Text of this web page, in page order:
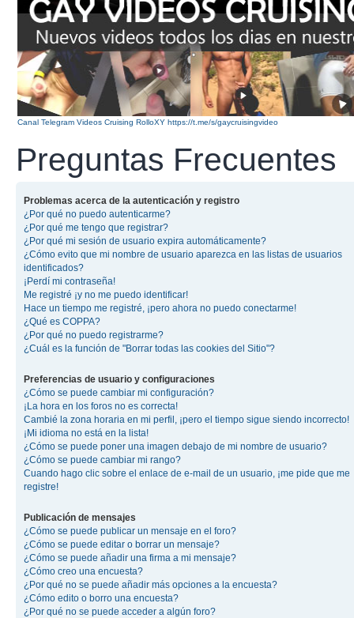
Canal Telegram Videos Cruising RolloXY https://t.me/s/gaycruisingvideo
Preguntas Frecuentes
Problemas acerca de la autenticación y registro
¿Por qué no puedo autenticarme?
¿Por qué me tengo que registrar?
¿Por qué mi sesión de usuario expira automáticamente?
¿Cómo evito que mi nombre de usuario aparezca en las listas de usuarios
identificados?
¡Perdí mi contraseña!
Me registré ¡y no me puedo identificar!
Hace un tiempo me registré, ¡pero ahora no puedo conectarme!
¿Qué es COPPA?
¿Por qué no puedo registrarme?
¿Cuál es la función de "Borrar todas las cookies del Sitio"?
Preferencias de usuario y configuraciones
¿Cómo se puede cambiar mi configuración?
¡La hora en los foros no es correcta!
Cambié la zona horaria en mi perfil, ¡pero el tiempo sigue siendo incorrecto!
¡Mi idioma no está en la lista!
¿Cómo se puede poner una imagen debajo de mi nombre de usuario?
¿Cómo se puede cambiar mi rango?
Cuando hago clic sobre el enlace de e-mail de un usuario, ¡me pide que me
registre!
Publicación de mensajes
¿Cómo se puede publicar un mensaje en el foro?
¿Cómo se puede editar o borrar un mensaje?
¿Cómo se puede añadir una firma a mi mensaje?
¿Cómo creo una encuesta?
¿Por qué no se puede añadir más opciones a la encuesta?
¿Cómo edito o borro una encuesta?
¿Por qué no se puede acceder a algún foro?